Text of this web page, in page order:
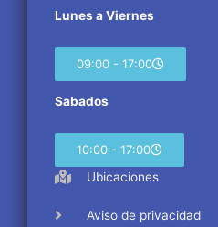
Lunes a Viernes
09:00 - 17:00
Sabados
10:00 - 17:00
Ubicaciones
Aviso de privacidad